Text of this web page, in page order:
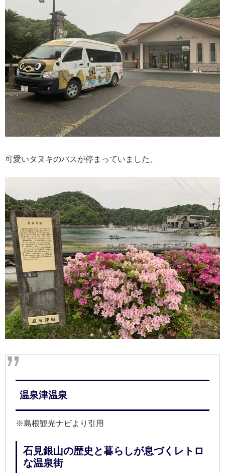
可愛いタヌキのバスが停まっていました。
温泉津温泉
※島根観光ナビより引用
石見銀山の歴史と暮らしが息づくレトロ
な温泉街